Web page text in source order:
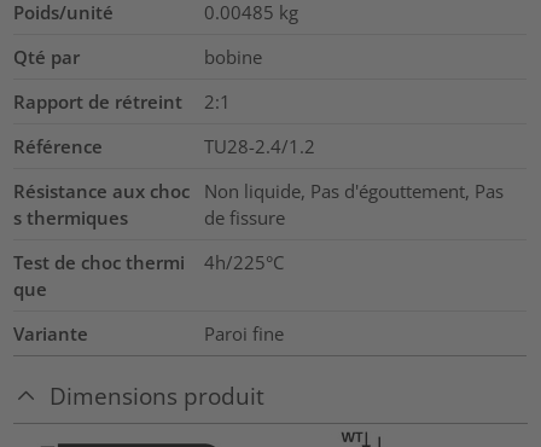
Poids/unité
0.00485 kg
Qté par
bobine
Rapport de rétreint
2:1
Référence
TU28-2.4/1.2
Résistance aux choc
s thermiques
Non liquide, Pas d'égouttement, Pas
de fissure
Test de choc thermi
que
4h/225°C
Variante Paroi fine
Dimensions produit